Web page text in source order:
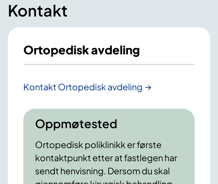
Kontakt
Ortopedisk avdeling
Kontakt Ortopedisk avdeling
Oppmøtested
Ortopedisk poliklinikk er første
kontaktpunkt etter at fastlegen har
sendt henvisning. Dersom du skal